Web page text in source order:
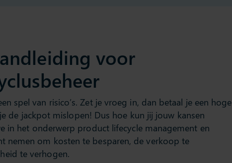
voor
spel van risico’s. Zet je vroeg in, dan betaal je een hoge
de jackpot mislopen! Dus hoe kun jij jouw kansen
in het onderwerp product lifecycle management en
nemen om kosten te besparen, de verkoop te
te verhogen.